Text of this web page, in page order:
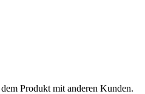
Produkt mit anderen Kunden.